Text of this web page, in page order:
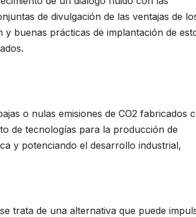
de divulgación de las ventajas de
buenas prácticas de implantación de
o nulas emisiones de CO2 fabricados
de tecnologías para la producción de
y potenciando el desarrollo industrial,
trata de una alternativa que puede